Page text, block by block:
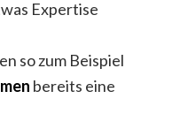
Expertise
so zum Beispiel
bereits eine